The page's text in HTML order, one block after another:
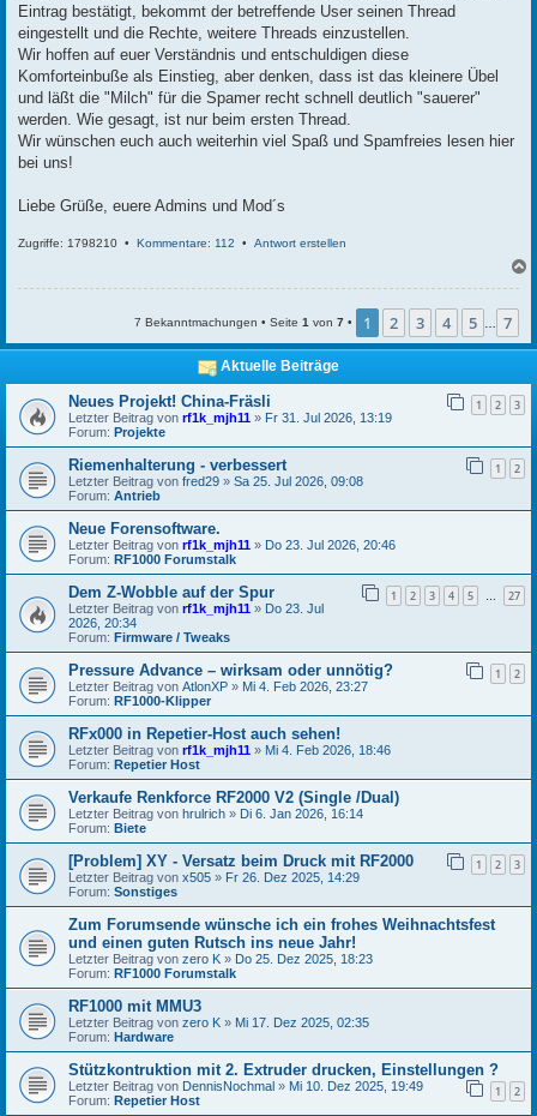
Eintrag bestätigt, bekommt der betreffende User seinen Thread
eingestellt und die Rechte, weitere Threads einzustellen.
Wir hoffen auf euer Verständnis und entschuldigen diese
Komforteinbuße als Einstieg, aber denken, dass ist das kleinere Übel
und läßt die "Milch" für die Spamer recht schnell deutlich "sauerer"
werden. Wie gesagt, ist nur beim ersten Thread.
Wir wünschen euch auch weiterhin viel Spaß und Spamfreies lesen hier
bei uns!
Liebe Grüße, euere Admins und Mod´s
Zugriffe: 1798210 • Kommentare: 112 • Antwort erstellen
b
n
7 Bekanntmachungen • Seite 1 von 7 • 1 2 3 4 5 7
Aktuelle Beiträge
Neues Projekt! China-Fräsli 1 2 3
Letzter Beitrag von rf1k_mjh11 » Fr 31. Jul 2026, 13:19
Forum: Projekte
Riemenhalterung - verbessert 1 2
Letzter Beitrag von fred29 » Sa 25. Jul 2026, 09:08
Forum: Antrieb
Neue Forensoftware.
Letzter Beitrag von rf1k_mjh11 » Do 23. Jul 2026, 20:46
Forum: RF1000 Forumstalk
Dem Z-Wobble auf der Spur 1 2 3 4 5 … 27
Letzter Beitrag von rf1k_mjh11 » Do 23. Jul
2026, 20:34
Forum: Firmware / Tweaks
Pressure Advance – wirksam oder unnötig? 1 2
Letzter Beitrag von AtlonXP » Mi 4. Feb 2026, 23:27
Forum: RF1000-Klipper
RFx000 in Repetier-Host auch sehen!
Letzter Beitrag von rf1k_mjh11 » Mi 4. Feb 2026, 18:46
Forum: Repetier Host
Verkaufe Renkforce RF2000 V2 (Single /Dual)
Letzter Beitrag von hrulrich » Di 6. Jan 2026, 16:14
Forum: Biete
[Problem] XY - Versatz beim Druck mit RF2000 1 2 3
Letzter Beitrag von x505 » Fr 26. Dez 2025, 14:29
Forum: Sonstiges
Zum Forumsende wünsche ich ein frohes Weihnachtsfest
und einen guten Rutsch ins neue Jahr!
Letzter Beitrag von zero K » Do 25. Dez 2025, 18:23
Forum: RF1000 Forumstalk
RF1000 mit MMU3
Letzter Beitrag von zero K » Mi 17. Dez 2025, 02:35
Forum: Hardware
Stützkontruktion mit 2. Extruder drucken, Einstellungen ?
1 2
Letzter Beitrag von DennisNochmal » Mi 10. Dez 2025, 19:49
Forum: Repetier Host